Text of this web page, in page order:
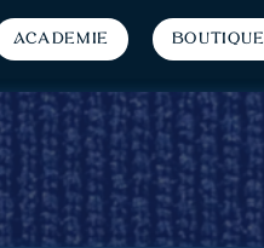
Académie Boutique